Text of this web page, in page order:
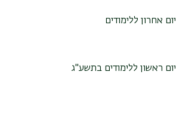
יום אחרון ללימודים
יום ראשון ללימודים בתשע"ג